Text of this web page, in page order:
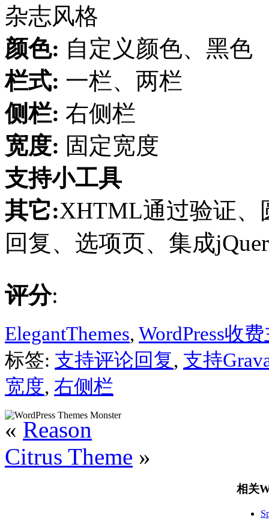
杂志风格
颜色: 自定义颜色、黑色
栏式: 一栏、两栏
侧栏: 右侧栏
宽度: 固定宽度
支持小工具
其它:XHTML通过验证、
回复、选项页、集成
评分:
ElegantThemes, WordPress收
标签: 支持评论回复, 支持
宽度, 右侧栏
« Reason
Citrus Theme »
相关